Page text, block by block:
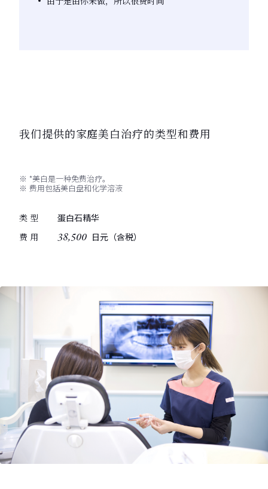
我们提供的家庭美白治疗的类型和费用
*美白是一种免费治疗。
费用包括美白盘和化学溶液
类型
蛋白石精华
费用
38,500 日元（含税）